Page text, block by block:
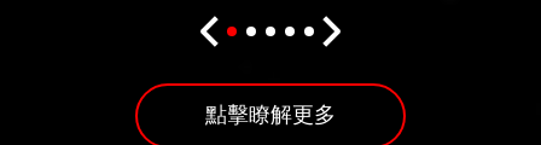
點擊瞭解更多